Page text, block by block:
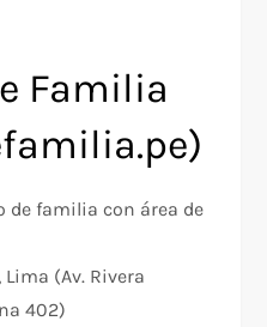
Familia
de familia con área de
(Av. Rivera
402)